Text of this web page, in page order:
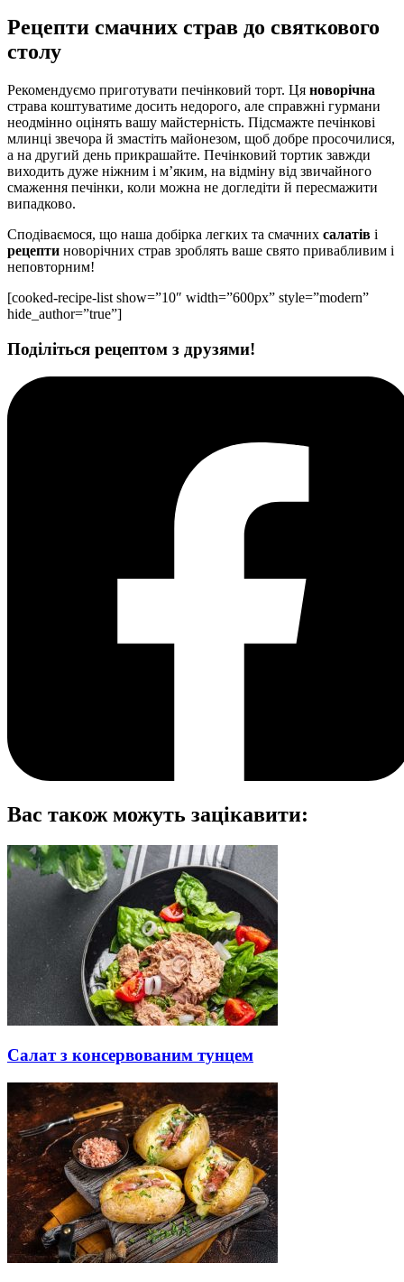
Рецепти смачних страв до святкового
столу
Рекомендуємо приготувати печінковий торт. Ця новорічна
страва коштуватиме досить недорого, але справжні гурмани
неодмінно оцінять вашу майстерність. Підсмажте печінкові
млинці звечора й змастіть майонезом, щоб добре просочилися,
а на другий день прикрашайте. Печінковий тортик завжди
виходить дуже ніжним і м’яким, на відміну від звичайного
смаження печінки, коли можна не догледіти й пересмажити
випадково.
Сподіваємося, що наша добірка легких та смачних салатів і
рецепти новорічних страв зроблять ваше свято привабливим і
неповторним!
[cooked-recipe-list show=”10″ width=”600px” style=”modern”
hide_author=”true”]
Поділіться рецептом з друзями!
Вас також можуть зацікавити:
Салат з консервованим тунцем